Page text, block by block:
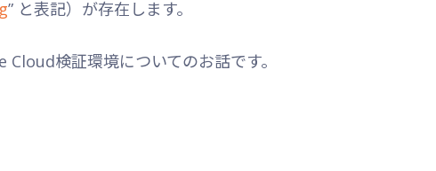
” と表記）が存在します。
検証環境についてのお話です。